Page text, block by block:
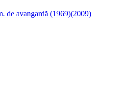
de avangardă (1969)(2009)